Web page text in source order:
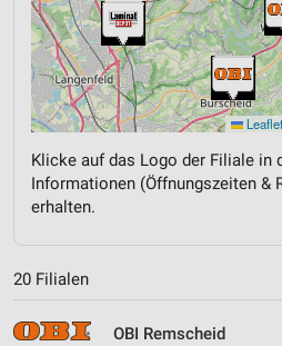
Leaflet
Klicke auf das Logo der Filiale in
Informationen (Öffnungszeiten &
erhalten.
20 Filialen
OBI Remscheid